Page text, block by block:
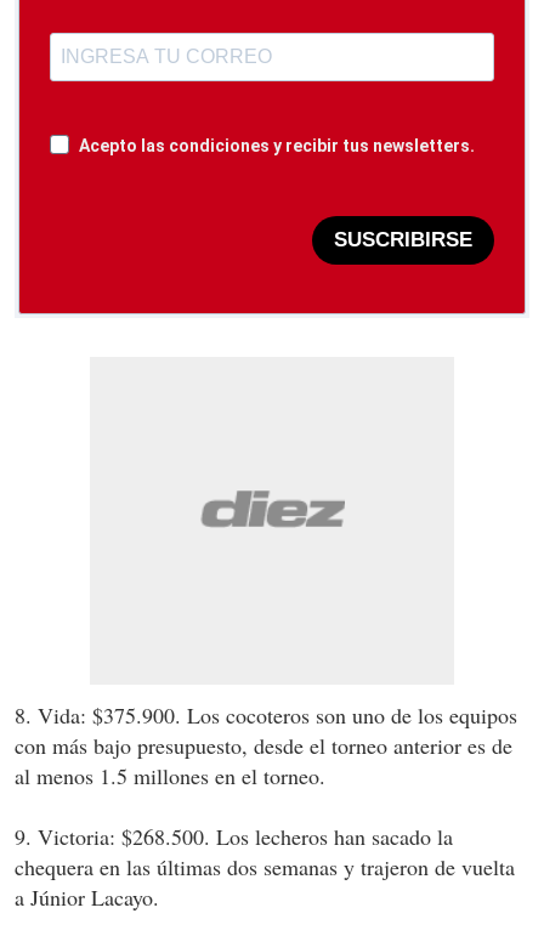
Acepto las condiciones y recibir tus newsletters.
SUSCRIBIRSE
8. Vida: $375.900. Los cocoteros son uno de los equipos
con más bajo presupuesto, desde el torneo anterior es de
al menos 1.5 millones en el torneo.
9. Victoria: $268.500. Los lecheros han sacado la
chequera en las últimas dos semanas y trajeron de vuelta
a Júnior Lacayo.